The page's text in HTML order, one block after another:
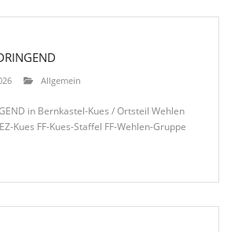
Allgemein
in Bernkastel-Kues / Ortsteil Wehlen
Kues FF-Kues-Staffel FF-Wehlen-Gruppe